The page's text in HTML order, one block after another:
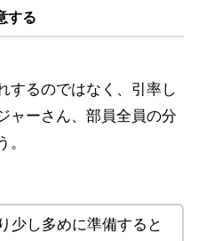
する
するのではなく、引率し
ャーさん、部員全員の分
少し多めに準備すると